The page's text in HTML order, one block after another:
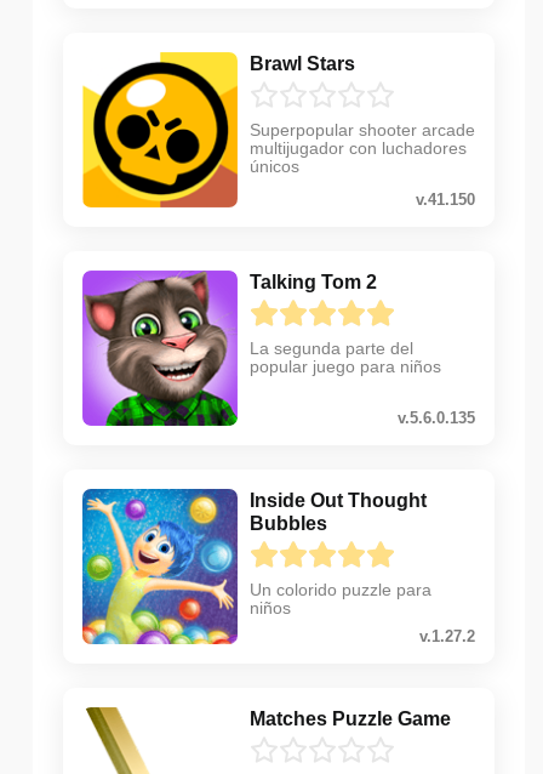
Brawl Stars
Superpopular shooter arcade
multijugador con luchadores
únicos
v.41.150
Talking Tom 2
La segunda parte del
popular juego para niños
v.5.6.0.135
Inside Out Thought
Bubbles
Un colorido puzzle para
niños
v.1.27.2
Matches Puzzle Game